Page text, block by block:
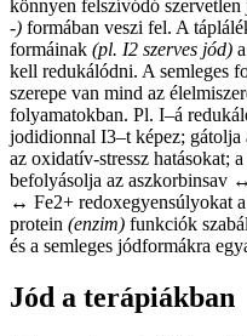
könnyen felszívódó
-) formában veszi fel. A
formáinak (pl. I2 szerves jód)
kell redukálódni. A semleges
szerepe van mind az
folyamatokban. Pl. I–á
jodidionnal I3–t képez;
az oxidatív-stressz hatásokat;
befolyásolja az aszkorbinsav
↔ Fe2+ redoxegyensúlyokat
protein (enzim) funkciók
és a semleges jódformákra
Jód a terápiákban